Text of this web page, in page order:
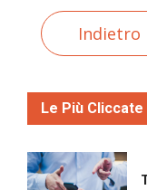
Indietro
Le Più Cliccate